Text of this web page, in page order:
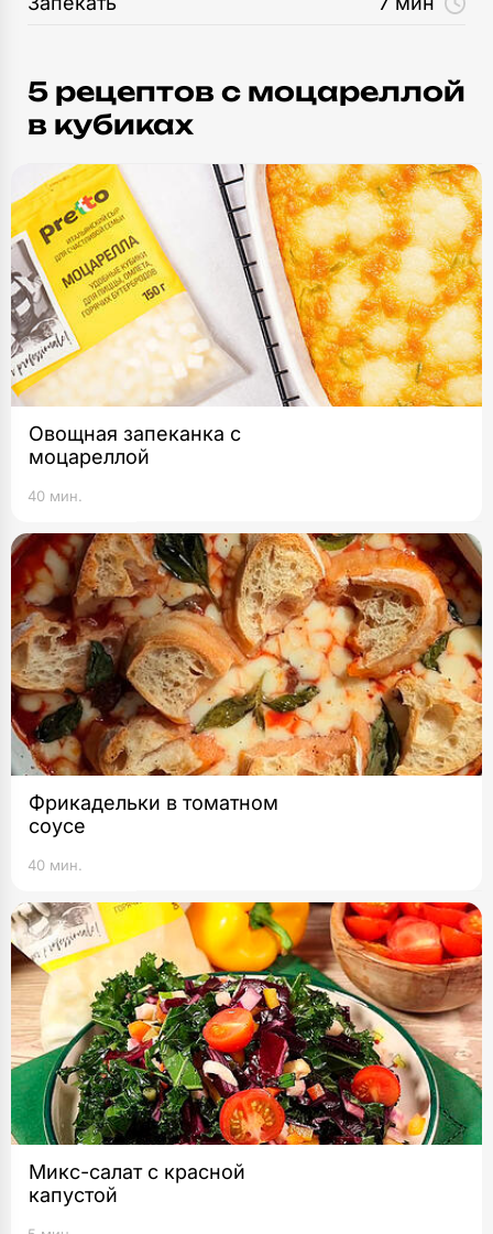
5 рецептов c моцареллой
в кубиках
Овощная запеканка с
моцареллой
40 мин.
Фрикадельки в томатном
соусе
40 мин.
Микс-салат c красной
капустой